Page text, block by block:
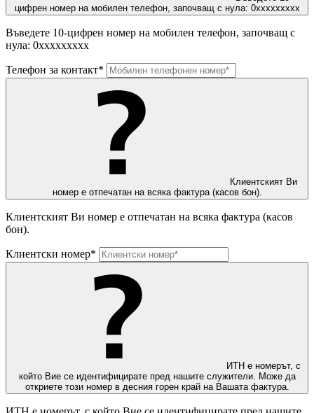
цифрен номер на мобилен телефон, започващ с нула: 0ххххххххх
Въведете 10-цифрен номер на мобилен телефон, започващ с
нула: 0ххххххххх
Телефон за контакт*
Клиентският Ви
номер е отпечатан на всяка фактура (касов бон).
Клиентският Ви номер е отпечатан на всяка фактура (касов
бон).
Клиентски номер*
ИТН е номерът, с
който Вие се идентифицирате пред нашите служители. Може да
откриете този номер в десния горен край на Вашата фактура.